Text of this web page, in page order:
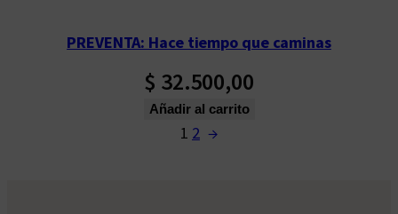
PREVENTA: Hace tiempo que caminas
$ 32.500,00
Añadir al carrito
1 2 →